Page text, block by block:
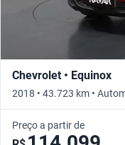
Chevrolet • Equinox
2018 • 43.723 km •
Preço a partir de